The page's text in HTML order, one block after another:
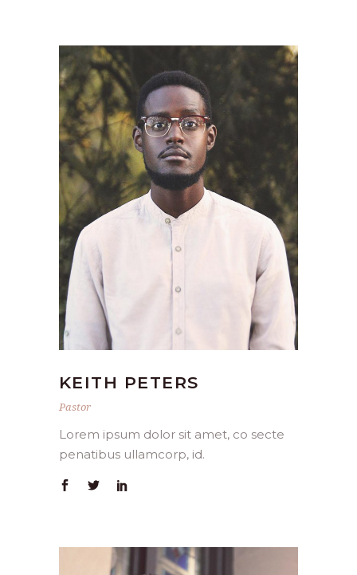
KEITH PETERS
Pastor
Lorem ipsum dolor sit amet, co secte
penatibus ullamcorp, id.